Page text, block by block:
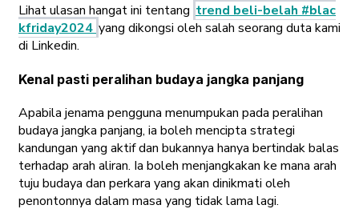
Lihat ulasan hangat ini tentang trend beli-belah #blac
kfriday2024 yang dikongsi oleh salah seorang duta kami
di Linkedin.
Kenal pasti peralihan budaya jangka panjang
Apabila jenama pengguna menumpukan pada peralihan
budaya jangka panjang, ia boleh mencipta strategi
kandungan yang aktif dan bukannya hanya bertindak balas
terhadap arah aliran. Ia boleh menjangkakan ke mana arah
tuju budaya dan perkara yang akan dinikmati oleh
penontonnya dalam masa yang tidak lama lagi.